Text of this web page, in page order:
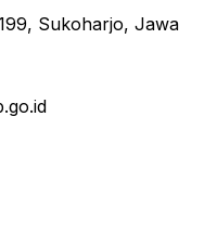
Sukoharjo, Jawa